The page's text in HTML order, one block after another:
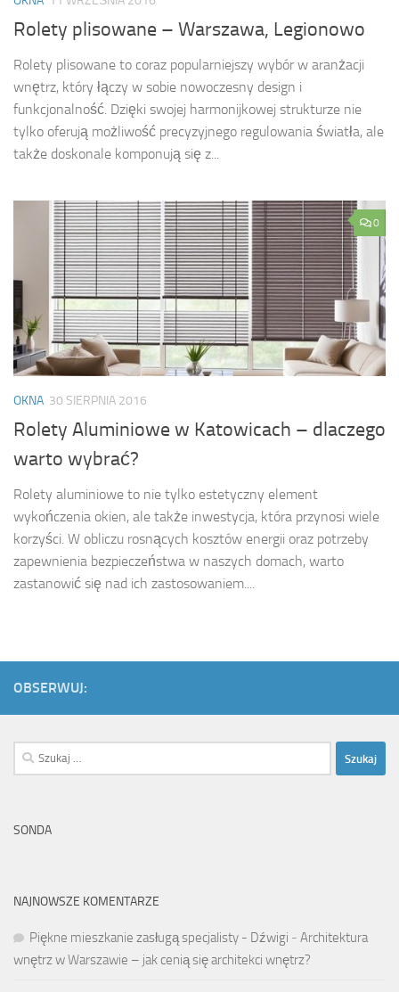
Rolety plisowane – Warszawa, Legionowo
Rolety plisowane to coraz popularniejszy wybór w aranżacji
wnętrz, który łączy w sobie nowoczesny design i
funkcjonalność. Dzięki swojej harmonijkowej strukturze nie
tylko oferują możliwość precyzyjnego regulowania światła, ale
także doskonale komponują się z...
0
OKNA 30 SIERPNIA 2016
Rolety Aluminiowe w Katowicach – dlaczego
warto wybrać?
Rolety aluminiowe to nie tylko estetyczny element
wykończenia okien, ale także inwestycja, która przynosi wiele
korzyści. W obliczu rosnących kosztów energii oraz potrzeby
zapewnienia bezpieczeństwa w naszych domach, warto
zastanowić się nad ich zastosowaniem....
OBSERWUJ:
Szukaj:
SONDA
NAJNOWSZE KOMENTARZE
Piękne mieszkanie zasługą specjalisty - Dźwigi - Architektura
wnętrz w Warszawie – jak cenią się architekci wnętrz?